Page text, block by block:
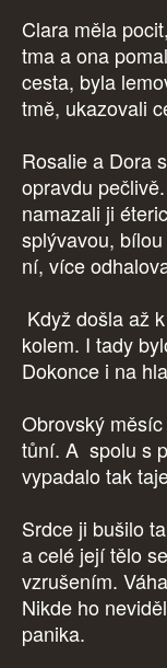
Clara měla
tma a ona
cesta, byla
tmě, ukazovali
Rosalie a Dora
opravdu
namazali ji
splývavou,
ní, více
Když došla až
kolem. I tady
Dokonce i na
Obrovský
tůní. A spolu s
vypadalo tak
Srdce ji bušilo
a celé její tělo
vzrušením.
Nikde ho
panika.